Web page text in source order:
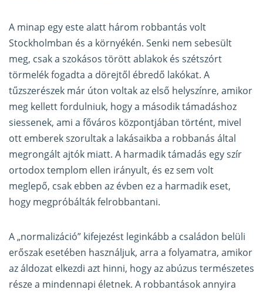
A minap egy este alatt három robbantás volt
Stockholmban és a környékén. Senki nem sebesült
meg, csak a szokásos törött ablakok és szétszórt
törmelék fogadta a dörejtől ébredő lakókat. A
tűzszerészek már úton voltak az első helyszínre, amikor
meg kellett fordulniuk, hogy a második támadáshoz
siessenek, ami a főváros központjában történt, mivel
ott emberek szorultak a lakásaikba a robbanás által
megrongált ajtók miatt. A harmadik támadás egy szír
ortodox templom ellen irányult, és ez sem volt
meglepő, csak ebben az évben ez a harmadik eset,
hogy megpróbálták felrobbantani.
A „normalizáció” kifejezést leginkább a családon belüli
erőszak esetében használjuk, arra a folyamatra, amikor
az áldozat elkezdi azt hinni, hogy az abúzus természetes
része a mindennapi életnek. A robbantások annyira